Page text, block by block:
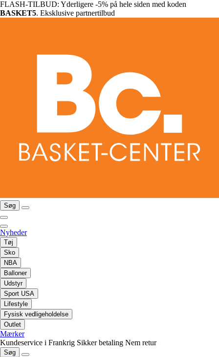
FLASH-TILBUD: Yderligere -5% på hele siden med koden
BASKET5. Eksklusive partnertilbud
Søg
Nyheder
Tøj
Sko
NBA
Balloner
Udstyr
Sport USA
Lifestyle
Fysisk vedligeholdelse
Outlet
Mærker
Kundeservice i Frankrig Sikker betaling Nem retur
Søg